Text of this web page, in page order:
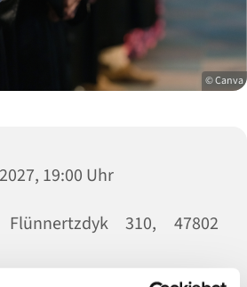
© Canva
19:00 Uhr
Flünnertzdyk 310, 47802